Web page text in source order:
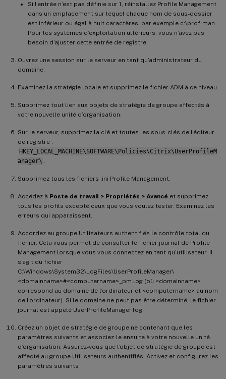
Si l’entrée n’est pas définie sur 1, réinstallez Profile Management
dans un emplacement sur lequel chaque nom de sous-dossier
est inférieur ou égal à huit caractères, par exemple c:\prof-man.
Pour les systèmes d’exploitation ultérieurs, vous n’avez pas
besoin d’ajuster cette entrée de registre.
Ouvrez une session sur le serveur en tant qu’administrateur du
domaine.
Examinez la stratégie locale et supprimez le fichier ADM à ce niveau.
Supprimez tout lien aux objets de stratégie de groupe affectés à
votre nouvelle unité d’organisation.
Sur le serveur, supprimez la clé et toutes les sous-clés de l’éditeur
de registre :
HKEY_LOCAL_MACHINE\SOFTWARE\Policies\Citrix\UserProfileM
anager\
Supprimez tous les fichiers .ini Profile Management.
Accédez à Poste de travail > Propriétés > Avancé et supprimez
tous les profils excepté ceux que vous voulez tester. Examinez les
erreurs qui apparaissent.
Accordez au groupe Utilisateurs authentifiés le contrôle total du
fichier. Cela vous permet de consulter le fichier journal de Profile
Management lorsque vous vous connectez en tant qu’utilisateur. Il
s’agit du fichier
C:\Windows\System32\LogFiles\UserProfileManager\
<domainname>#<computername>_pm.log (où <domainname>
correspond au domaine de l’ordinateur et <computername> au nom
de l’ordinateur). Si le domaine ne peut pas être déterminé, le fichier
journal est appelé UserProfileManager.log.
Créez un objet de stratégie de groupe ne contenant que les
paramètres suivants et associez-le ensuite à votre nouvelle unité
d’organisation. Assurez-vous que l’objet de stratégie de groupe est
affecté au groupe Utilisateurs authentifiés. Activez et configurez les
paramètres suivants :